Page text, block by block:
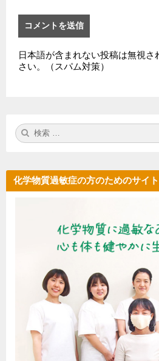
日本語が含まれない投稿は無視さ
さい。（スパム対策）
検
索:
化学物質過敏症の方のためのサイ